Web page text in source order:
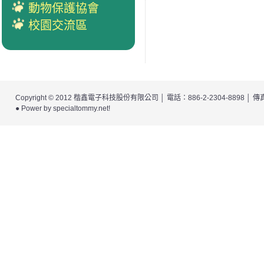
動物保護協會
校園交流區
Copyright © 2012 楷鑫電子科技股份有限公司
│ 電話：886-2-2304-8898 │
● Power by specialtommy.net!